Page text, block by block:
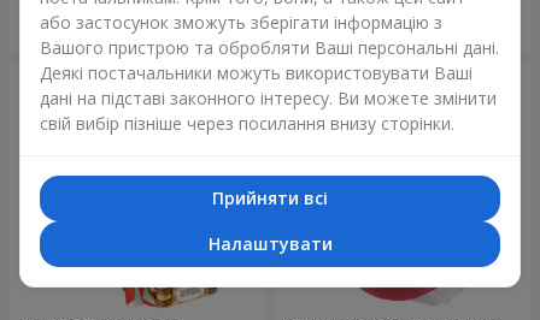
Замовити Замовити
або застосунок зможуть зберігати інформацію з
Вашого пристрою та обробляти Ваші персональні дані.
Деякі постачальники можуть використовувати Ваші
дані на підставі законного інтересу. Ви можете змінити
свій вибір пізніше через посилання внизу сторінки.
Прийняти всі
Налаштувати